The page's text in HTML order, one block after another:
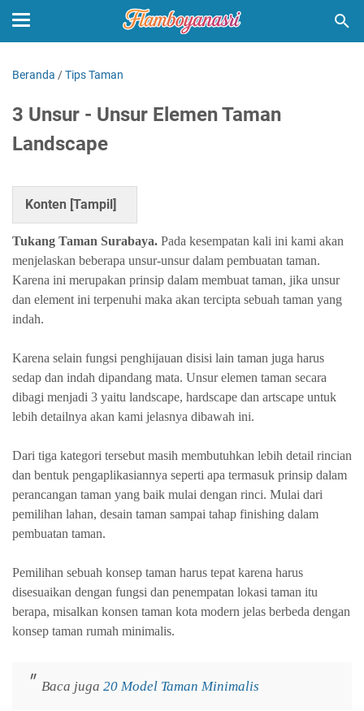
Beranda /Tips Taman
3 Unsur - Unsur Elemen Taman
Landscape
Konten [Tampil]
Tukang Taman Surabaya. Pada kesempatan kali ini kami akan
menjelaskan beberapa unsur-unsur dalam pembuatan taman.
Karena ini merupakan prinsip dalam membuat taman, jika unsur
dan element ini terpenuhi maka akan tercipta sebuah taman yang
indah.
Karena selain fungsi penghijauan disisi lain taman juga harus
sedap dan indah dipandang mata. Unsur elemen taman secara
dibagi menjadi 3 yaitu landscape, hardscape dan artscape untuk
lebih detailnya akan kami jelasnya dibawah ini.
Dari tiga kategori tersebut masih membutuhkan lebih detail rincian
dan bentuk pengaplikasiannya seperti apa termasuk prinsip dalam
perancangan taman yang baik mulai dengan rinci. Mulai dari
pemilihan lahan, desain taman sampai tahap finishing dalam
pembuatan taman.
Pemilihan sebuah konsep taman harus tepat karena harus
disesuaikan dengan fungsi dan penempatan lokasi taman itu
berapa, misalkan konsen taman kota modern jelas berbeda dengan
konsep taman rumah minimalis.
Baca juga 20 Model Taman Minimalis